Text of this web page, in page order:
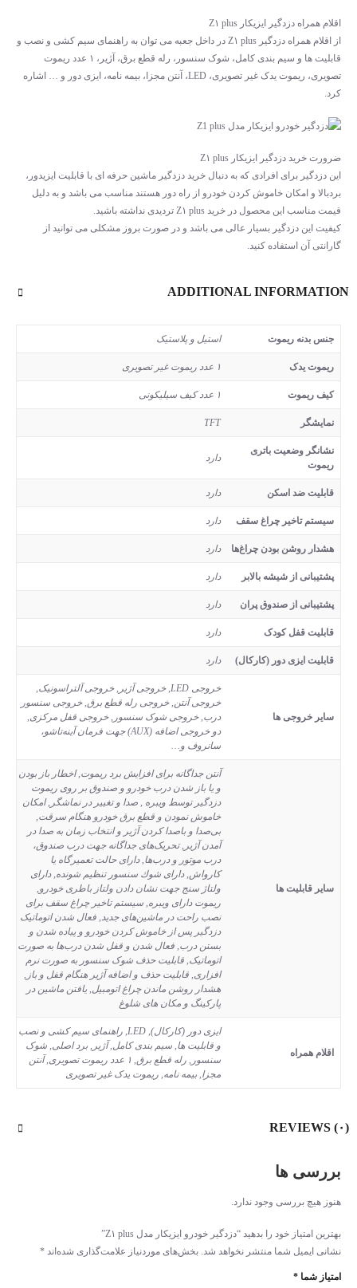
اقلام همراه دزدگیر ایزیکار Z۱ plus
از اقلام همراه دزدگیر Z۱ plus در داخل جعبه می توان به راهنمای سیم کشی و نصب و
قابلیت ها و سیم بندی کامل، شوک سنسور، رله قطع برق، آژیر، ۱ عدد ریموت
تصویری، ریموت یدک غیر تصویری، LED، آنتن مجزا، بیمه نامه، ایزی دور و … اشاره
کرد.
ضرورت خرید دزدگیر ایزیکار Z۱ plus
این دزدگیر برای افرادی که به دنبال خرید دزدگیر ماشین حرفه ای با قابلیت ایزیدور،
بردبالا و امکان خاموش کردن خودرو از راه دور هستند مناسب می باشد و به دلیل
قیمت مناسب این محصول در خرید Z۱ plus تردیدی نداشته باشید.
کیفیت این دزدگیر بسیار عالی می باشد و در صورت بروز مشکلی می توانید از
گارانتی آن استفاده کنید.
ADDITIONAL INFORMATION
جنس بدنه ریموت استیل و پلاستیک
ریموت یدک ۱ عدد ریموت غیر تصویری
کیف ریموت ۱ عدد کیف سیلیکونی
نمایشگر TFT
نشانگر وضعیت باتری
ریموت
دارد
قابلیت ضد اسکن دارد
سیستم تاخیر چراغ سقف دارد
هشدار روشن بودن چراغ‌ها دارد
پشتیبانی از شیشه بالابر دارد
پشتیبانی از صندوق پران دارد
قابلیت قفل کودک دارد
قابلیت ایزی دور (کارکال) دارد
سایر خروجی ها
خروجی LED, خروجی آژیر, خروجی آلتراسونیک,
خروجی آنتن, خروجی رله قطع برق, خروجی سنسور
درب, خروجی شوک سنسور, خروجی قفل مرکزی,
دو خروجی اضافه (AUX) جهت فرمان آینه‌تاشو،
سانروف و…
سایر قابلیت ها
آنتن جداگانه برای افزایش برد ریموت, اخطار باز بودن
و یا باز شدن درب خودرو و صندوق بر روی ریموت
دزدگیر توسط ویبره , صدا و تغییر در نماشگر, امکان
خاموش نمودن و قطع برق خودرو هنگام سرقت,
بی‌صدا و باصدا کردن آژیر و انتخاب زمان به صدا در
آمدن آژیر, تحریک‌های جداگانه جهت درب صندوق،
درب موتور و درب‌ها, دارای حالت تعمیرگاه یا
کارواش, دارای شوك سنسور تنظیم شونده, دارای
ولتاژ سنج جهت نشان دادن ولتاز باطری خودرو,
ریموت دارای ویبره, سیستم تاخیر چراغ سقف برای
نصب راحت در ماشین‌های جدید, فعال شدن اتوماتیک
دزدگیر پس از خاموش کردن خودرو و پیاده شدن و
بستن درب, فعال شدن و قفل شدن درب‌ها به صورت
اتوماتیک, قابلیت حذف شوک‌ سنسور به صورت نرم‌
افزاری, قابلیت حذف و اضافه آژیر هنگام قفل و باز,
هشدار روشن ماندن چراغ اتومبیل, یافتن ماشین در
پارکینگ و مکان های شلوغ
اقلام همراه
ایزی دور (کارکال), LED, راهنمای سیم کشی و نصب
و قابلیت ها, سیم بندی کامل, آژیر, برد اصلی, شوک
سنسور, رله قطع برق, ۱ عدد ریموت تصویری, آنتن
مجزا, بیمه نامه, ریموت یدک غیر تصویری
REVIEWS (۰)
بررسی ها
هنوز هیچ بررسی وجود ندارد.
بهترین امتیاز خود را بدهید “دزدگیر خودرو ایزیکار مدل Z۱ plus”
نشانی ایمیل شما منتشر نخواهد شد. بخش‌های موردنیاز علامت‌گذاری شده‌اند *
امتیاز شما *